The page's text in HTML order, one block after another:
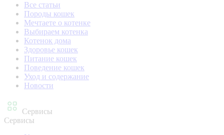
Все статьи
Породы кошек
Мечтаете о котенке
Выбираем котенка
Котенок дома
Здоровье кошек
Питание кошек
Поведение кошек
Уход и содержание
Новости
Сервисы
Сервисы